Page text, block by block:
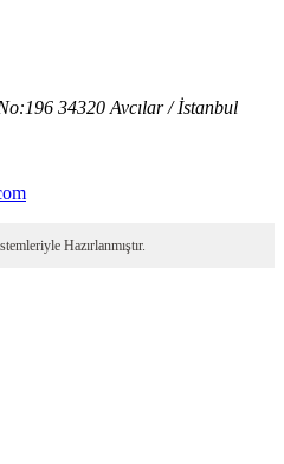
34320 Avcılar / İstanbul
Hazırlanmıştır.